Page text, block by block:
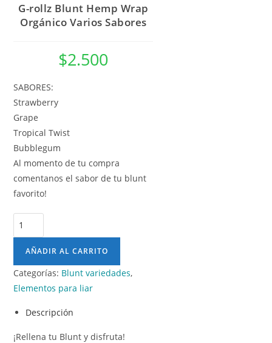
G-rollz Blunt Hemp Wrap
Orgánico Varios Sabores
$2.500
SABORES:
Strawberry
Grape
Tropical Twist
Bubblegum
Al momento de tu compra
comentanos el sabor de tu blunt
favorito!
AÑADIR AL CARRITO
Categorías: Blunt variedades,
Elementos para liar
Descripción
¡Rellena tu Blunt y disfruta!